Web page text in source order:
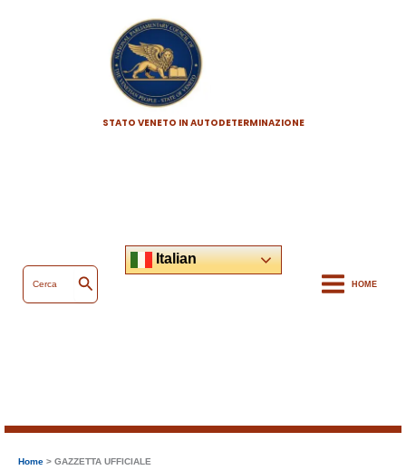
STATO VENETO IN AUTODETERMINAZIONE
Ricerca
per:
Cerca
Italian
HOME
Home GAZZETTA UFFICIALE